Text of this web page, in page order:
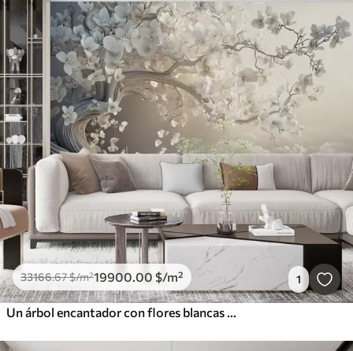
33166.67$/m²19900.00 $/m² 1
Un árbol encantador con flores blancas contra el fondo de nubes en un estilo interesante en delicados colores cálidos